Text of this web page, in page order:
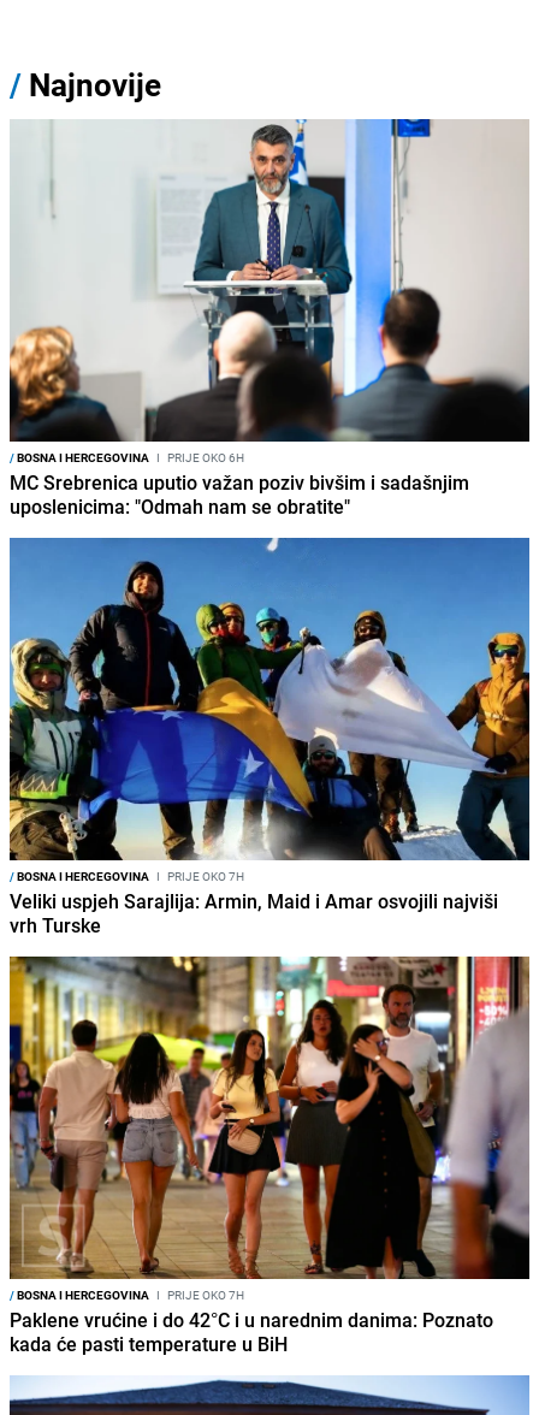
/ Najnovije
/BOSNA I HERCEGOVINA I PRIJE OKO 6H
MC Srebrenica uputio važan poziv bivšim i sadašnjim
uposlenicima: "Odmah nam se obratite"
/BOSNA I HERCEGOVINA I PRIJE OKO 7H
Veliki uspjeh Sarajlija: Armin, Maid i Amar osvojili najviši
vrh Turske
/BOSNA I HERCEGOVINA I PRIJE OKO 7H
Paklene vrućine i do 42°C i u narednim danima: Poznato
kada će pasti temperature u BiH